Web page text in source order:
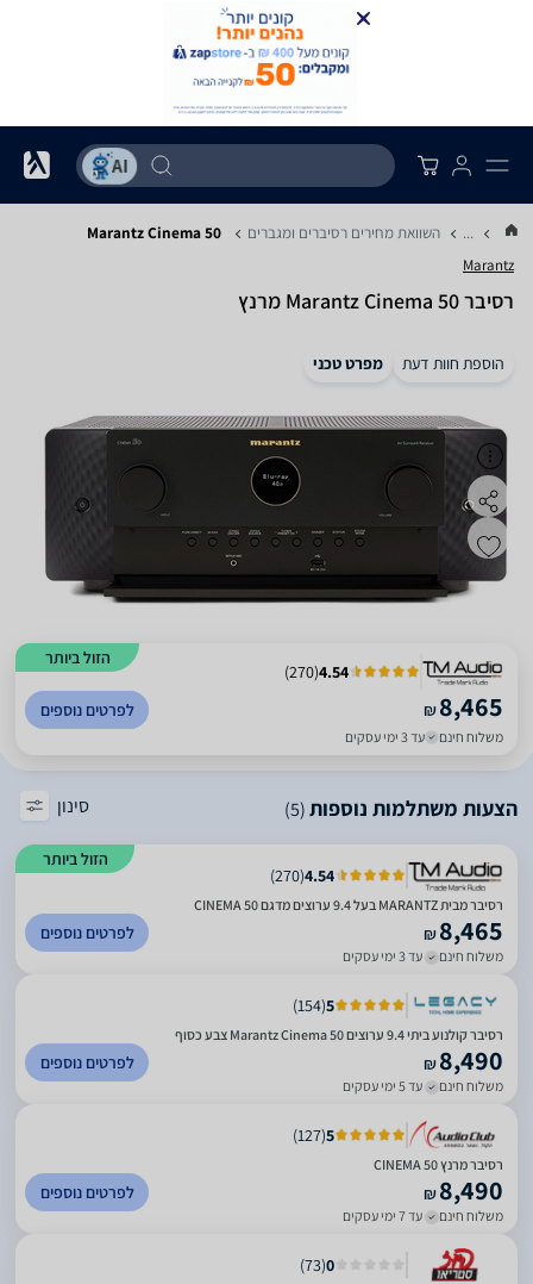
... השוואת מחירים רסיברים ומגברים Marantz Cinema 50
Marantz
רסיבר Marantz Cinema 50 מרנץ
הוספת חוות דעת מפרט טכני
הזול ביותר
4.54
(
270
)
₪8,465
משלוח חינם עד 3 ימי עסקים
לפרטים נוספים
הצעות משתלמות נוספות(5) סינון
הזול ביותר
4.54
(
270
)
רסיבר מבית MARANTZ בעל 9.4 ערוצים מדגם CINEMA 50
₪8,465
משלוח חינם עד 3 ימי עסקים
לפרטים נוספים
5
(
154
)
רסיבר קולנוע ביתי 9.4 ערוצים Marantz Cinema 50 צבע כסוף
₪8,490
משלוח חינם עד 5 ימי עסקים
לפרטים נוספים
5
(
127
)
רסיבר מרנץ CINEMA 50
₪8,490
משלוח חינם עד 7 ימי עסקים
לפרטים נוספים
0
(
73
)